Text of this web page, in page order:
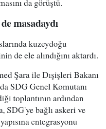
masadaydı
kuzeydoğu
de ele alındığını aktardı.
Şara ile Dışişleri Bakanı
SDG Genel Komutanı
toplantının ardından
SDG'ye bağlı askeri ve
entegrasyonu